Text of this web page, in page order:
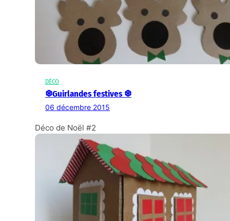
DÉCO
❆Guirlandes festives ❆
06 décembre 2015
Déco de Noël #2